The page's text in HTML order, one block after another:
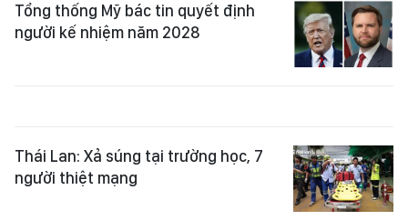
Tổng thống Mỹ bác tin quyết định
người kế nhiệm năm 2028
Thái Lan: Xả súng tại trường học, 7
người thiệt mạng